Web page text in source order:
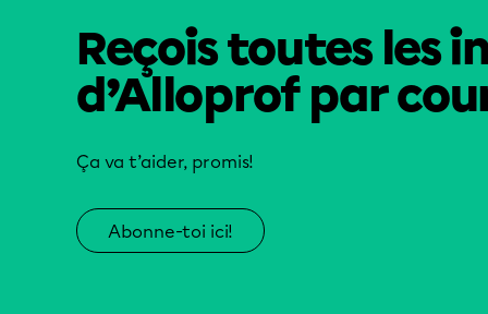
Reçois toutes les
d’Alloprof par
Ça va t’aider, promis!
Abonne-toi ici!